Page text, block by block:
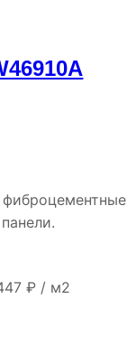
панели.
₽/ м2